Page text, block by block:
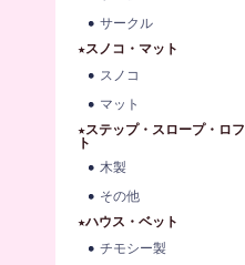
サークル
★スノコ・マット
スノコ
マット
★ステップ・スロープ・ロフ
ト
木製
その他
★ハウス・ベット
チモシー製